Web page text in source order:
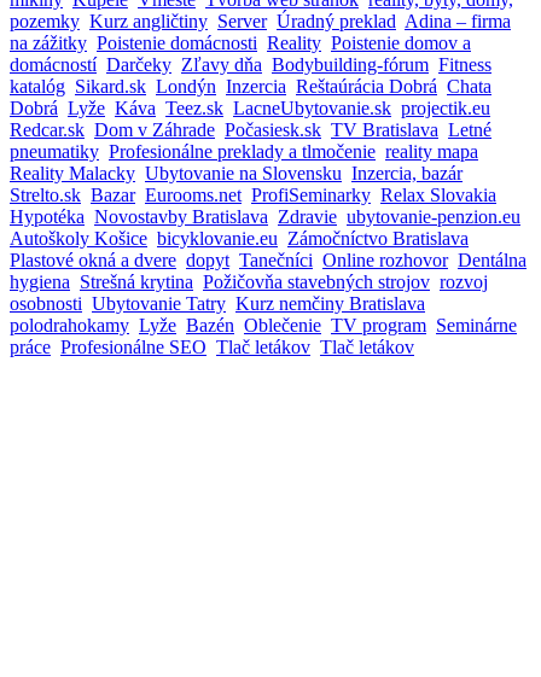
pozemky Kurz angličtiny Server Úradný preklad Adina – firma
na zážitky Poistenie domácnosti Reality Poistenie domov a
domácností Darčeky Zľavy dňa Bodybuilding-fórum Fitness
katalóg Sikard.sk Londýn Inzercia Reštaúrácia Dobrá Chata
Dobrá Lyže Káva Teez.sk LacneUbytovanie.sk projectik.eu
Redcar.sk Dom v Záhrade Počasiesk.sk TV Bratislava Letné
pneumatiky Profesionálne preklady a tlmočenie reality mapa
Reality Malacky Ubytovanie na Slovensku Inzercia, bazár
Strelto.sk Bazar Eurooms.net ProfiSeminarky Relax Slovakia
Hypotéka Novostavby Bratislava Zdravie ubytovanie-penzion.eu
Autoškoly Košice bicyklovanie.eu Zámočníctvo Bratislava
Plastové okná a dvere dopyt Tanečníci Online rozhovor Dentálna
hygiena Strešná krytina Požičovňa stavebných strojov rozvoj
osobnosti Ubytovanie Tatry Kurz nemčiny Bratislava
polodrahokamy Lyže Bazén Oblečenie TV program Seminárne
práce Profesionálne SEO Tlač letákov Tlač letákov